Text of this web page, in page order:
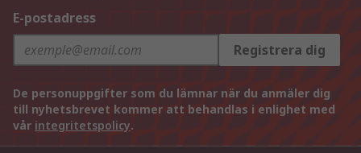
E-postadress
Registrera dig
De personuppgifter som du lämnar när du anmäler dig
till nyhetsbrevet kommer att behandlas i enlighet med
vår integritetspolicy.